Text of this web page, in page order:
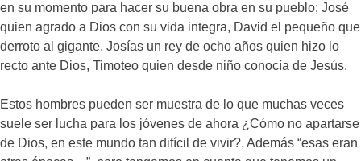
en su momento para hacer su buena obra en su pueblo; José
quien agrado a Dios con su vida integra, David el pequeño que
derroto al gigante, Josías un rey de ocho años quien hizo lo
recto ante Dios, Timoteo quien desde niño conocía de Jesús.
Estos hombres pueden ser muestra de lo que muchas veces
suele ser lucha para los jóvenes de ahora ¿Cómo no apartarse
de Dios, en este mundo tan difícil de vivir?, Además “esas eran